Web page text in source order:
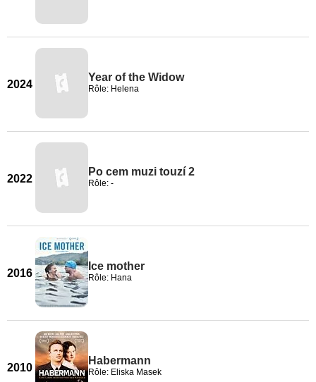
2024
Year of the Widow
Rôle: Helena
2022
Po cem muzi touzí 2
Rôle: -
2016
Ice mother
Rôle: Hana
2010
Habermann
Rôle: Eliska Masek